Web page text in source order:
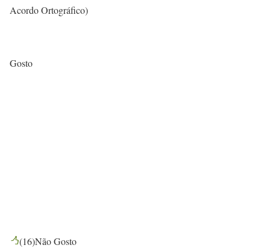
Acordo Ortográfico)
Gosto
(16)Não Gosto